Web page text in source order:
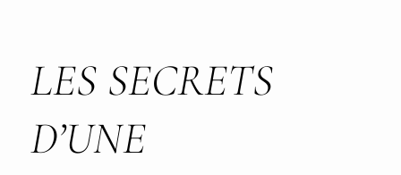
LES SECRETS
D’UNE